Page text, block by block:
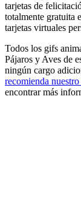
tarjetas de
totalmente gratuita
tarjetas virtuales
Todos los gifs
Pájaros y Aves de
ningún cargo
recomienda
encontrar más